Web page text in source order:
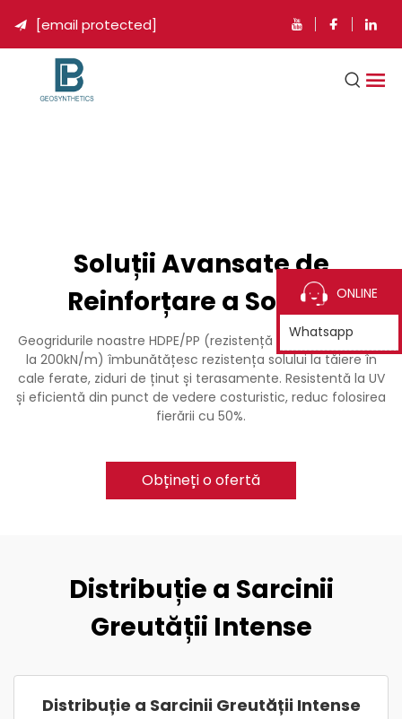
 [email protected]
Soluții Avansate de
Reinforțare a Solului
Geogridurile noastre HDPE/PP (rezistență la tracțiune până
la 200kN/m) îmbunătățesc rezistența solului la tăiere în
cale ferate, ziduri de ținut și terasamente. Resistentă la UV
și eficientă din punct de vedere costuristic, reduc folosirea
fierării cu 50%.
Obțineți o ofertă
Distribuție a Sarcinii
Greutății Intense
Distribuție a Sarcinii Greutății Intense
ONLINE
Whatsapp